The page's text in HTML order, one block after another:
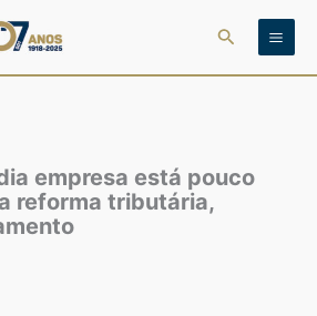
Pesquisar
empresa está pouco
reforma tributária,